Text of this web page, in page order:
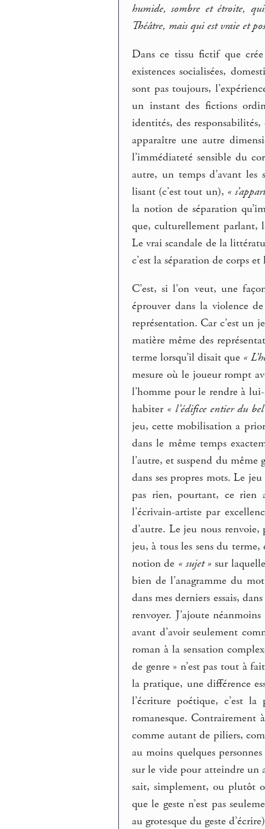
humide, sombre et étroite,
Théâtre, mais qui est vraie et
Dans ce tissu fictif que
existences socialisées,
sont pas toujours,
un instant des fictions
identités, des
apparaître une autre
l’immédiateté sensible du
autre, un temps d’avant les
lisant (c’est tout un), «
la notion de séparation
que, culturellement parlant,
Le vrai scandale de la
c’est la séparation de corps
C’est, si l’on veut, une
éprouver dans la violence
représentation. Car c’est un
matière même des
terme lorsqu’il disait que «
mesure où le joueur rompt
l’homme pour le rendre à
habiter « l’édifice entier du
jeu, cette mobilisation a
dans le même temps
l’autre, et suspend du même
dans ses propres mots. Le
pas rien, pourtant, ce rien
l’écrivain-artiste par
d’autre. Le jeu nous
jeu, à tous les sens du
notion de « sujet » sur
bien de l’anagramme du
dans mes derniers essais,
renvoyer. J’ajoute
avant d’avoir seulement
roman à la sensation
de genre » n’est pas tout à
la pratique, une différence
l’écriture poétique, c’est
romanesque. Contrairement
comme autant de piliers,
au moins quelques
sur le vide pour atteindre un
sait, simplement, ou plutôt
que le geste n’est pas
au grotesque du geste